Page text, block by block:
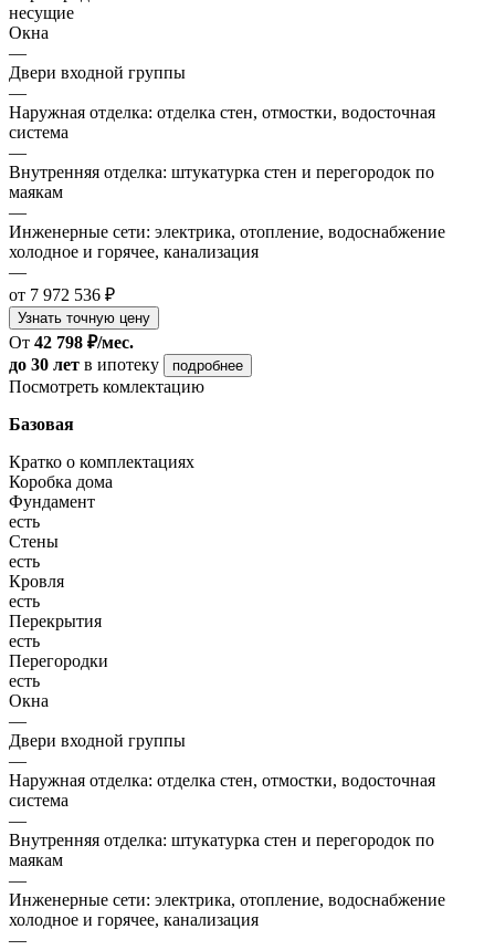
несущие
Окна
—
Двери входной группы
—
Наружная отделка: отделка стен, отмостки, водосточная
система
—
Внутренняя отделка: штукатурка стен и перегородок по
маякам
—
Инженерные сети: электрика, отопление, водоснабжение
холодное и горячее, канализация
—
от 7 972 536 ₽
Узнать точную цену
От 42 798 ₽/мес.
до 30 лет в ипотеку подробнее
Посмотреть комлектацию
Базовая
Кратко о комплектациях
Коробка дома
Фундамент
есть
Стены
есть
Кровля
есть
Перекрытия
есть
Перегородки
есть
Окна
—
Двери входной группы
—
Наружная отделка: отделка стен, отмостки, водосточная
система
—
Внутренняя отделка: штукатурка стен и перегородок по
маякам
—
Инженерные сети: электрика, отопление, водоснабжение
холодное и горячее, канализация
—